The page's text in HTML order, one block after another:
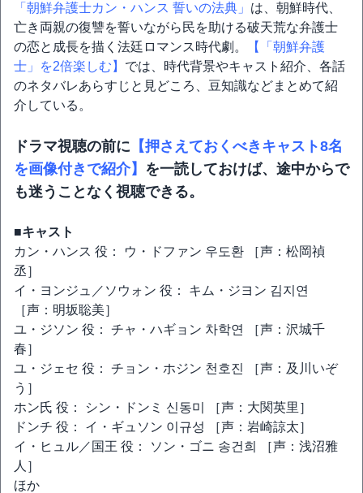
「朝鮮弁護士カン・ハンス 誓いの法典」 は、朝鮮時代、
亡き両親の復讐を誓いながら民を助ける破天荒な弁護士
の恋と成長を描く法廷ロマンス時代劇。
【「朝鮮弁護
士」を2倍楽しむ】 では、時代背景やキャスト紹介、各話
のネタバレあらすじと見どころ、豆知識などまとめて紹
介している。
ドラマ視聴の前に 【押さえておくべきキャスト8名
を画像付きで紹介】 を一読しておけば、途中からで
も迷うことなく視聴できる。
■キャスト
カン・ハンス 役： ウ・ドファン 우도환 ［声：松岡禎
丞］
イ・ヨンジュ／ソウォン 役： キム・ジヨン 김지연
［声：明坂聡美］
ユ・ジソン 役： チャ・ハギョン 차학연 ［声：沢城千
春］
ユ・ジェセ 役： チョン・ホジン 천호진 ［声：及川いぞ
う］
ホン氏 役： シン・ドンミ 신동미 ［声：大関英里］
ドンチ 役： イ・ギュソン 이규성 ［声：岩崎諒太］
イ・ヒュル／国王 役： ソン・ゴニ 송건희 ［声：浅沼雅
人］
ほか